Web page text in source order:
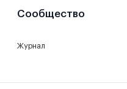
Сообщество
Журнал